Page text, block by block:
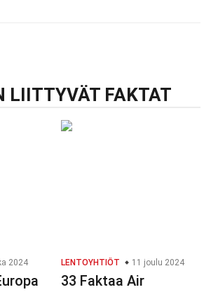
LIITTYVÄT FAKTAT
2024 LENTOYHTIÖT 11 joulu 2024
33 Faktaa Air